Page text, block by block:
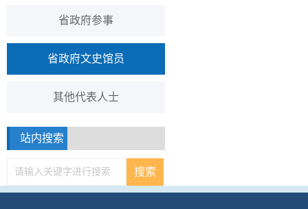
省政府参事
省政府文史馆员
其他代表人士
站内搜索